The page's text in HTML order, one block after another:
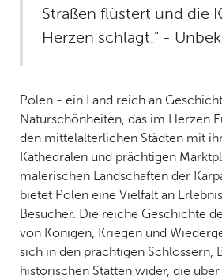
Straßen flüstert und die
Herzen schlägt." -
Polen - ein Land reich an
Naturschönheiten, das im Herzen
den mittelalterlichen Städten mit
Kathedralen und prächtigen
malerischen Landschaften der
bietet Polen eine Vielfalt an
Besucher. Die reiche Geschichte
von Königen, Kriegen und
sich in den prächtigen Schlössern,
historischen Stätten wider, die über